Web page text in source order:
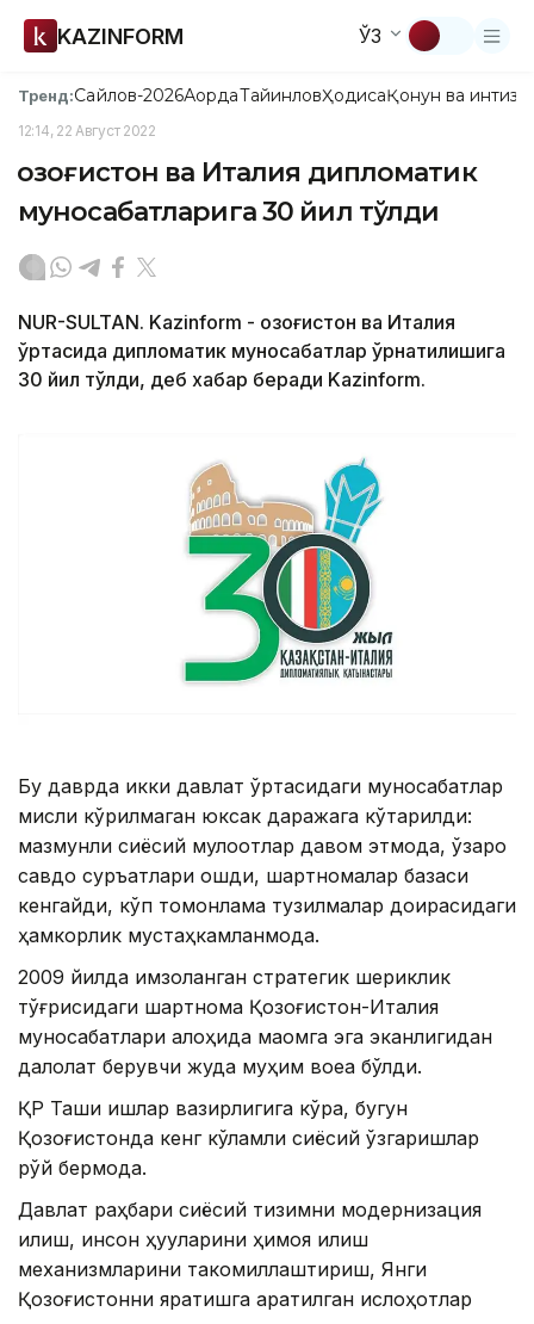
KAZINFORM ЎЗ
Тренд:Сайлов-2026АқордаТайинловҲодисаҚонун ва
12:14, 22 Август 2022
Қозоғистон ва Италия дипломатик
муносабатларига 30 йил тўлди
NUR-SULTAN. Kazinform - Қозоғистон ва Италия
ўртасида дипломатик муносабатлар ўрнатилишига
30 йил тўлди, деб хабар беради Kazinform.
Бу даврда икки давлат ўртасидаги муносабатлар
мисли кўрилмаган юксак даражага кўтарилди:
мазмунли сиёсий мулоқотлар давом этмоқда, ўзаро
савдо суръатлари ошди, шартномалар базаси
кенгайди, кўп томонлама тузилмалар доирасидаги
ҳамкорлик мустаҳкамланмоқда.
2009 йилда имзоланган стратегик шериклик
тўғрисидаги шартнома Қозоғистон-Италия
муносабатлари алоҳида мақомга эга эканлигидан
далолат берувчи жуда муҳим воқеа бўлди.
ҚР Ташқи ишлар вазирлигига кўра, бугун
Қозоғистонда кенг кўламли сиёсий ўзгаришлар
рўй бермоқда.
Давлат раҳбари сиёсий тизимни модернизация
қилиш, инсон ҳуқуқларини ҳимоя қилиш
механизмларини такомиллаштириш, Янги
Қозоғистонни яратишга қаратилган ислоҳотлар